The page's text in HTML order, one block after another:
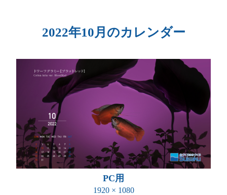
2022年10月のカレンダー
PC用
1920 × 1080